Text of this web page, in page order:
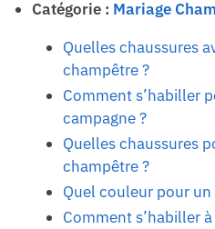
Catégorie : Mariage
Quelles chaussures
champêtre ?
Comment s’habiller
campagne ?
Quelles chaussures
champêtre ?
Quel couleur pour
Comment s’habiller